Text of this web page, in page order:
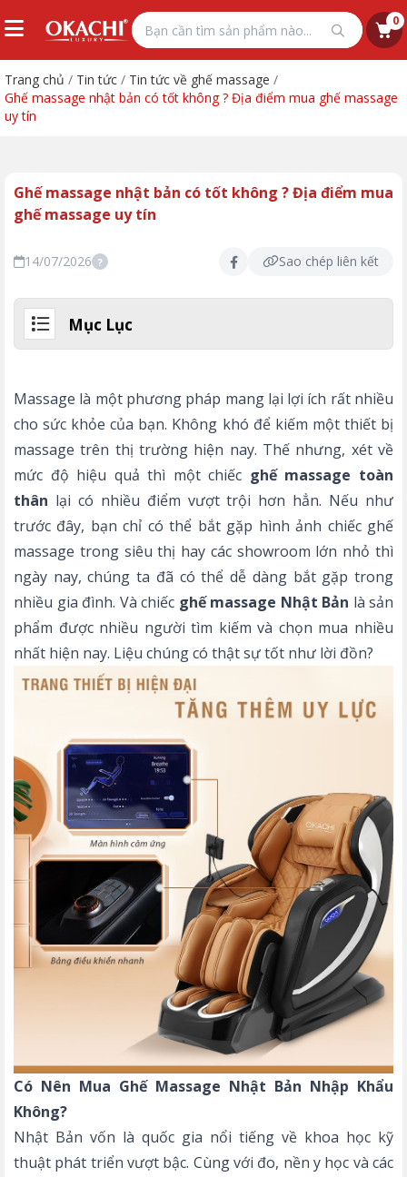
0
Trang chủ / Tin tức / Tin tức về ghế massage /
Ghế massage nhật bản có tốt không ? Địa điểm mua ghế massage
uy tín
Ghế massage nhật bản có tốt không ? Địa điểm mua
ghế massage uy tín
14/07/2026 ? Sao chép liên kết
Mục Lục
Massage là một phương pháp mang lại lợi ích rất nhiều
cho sức khỏe của bạn. Không khó để kiếm một thiết bị
massage trên thị trường hiện nay. Thế nhưng, xét về
mức độ hiệu quả thì một chiếc ghế massage toàn
thân lại có nhiều điểm vượt trội hơn hẳn. Nếu như
trước đây, bạn chỉ có thể bắt gặp hình ảnh chiếc ghế
massage trong siêu thị hay các showroom lớn nhỏ thì
ngày nay, chúng ta đã có thể dễ dàng bắt gặp trong
nhiều gia đình. Và chiếc ghế massage Nhật Bản là sản
phẩm được nhiều người tìm kiếm và chọn mua nhiều
nhất hiện nay. Liệu chúng có thật sự tốt như lời đồn?
Có Nên Mua Ghế Massage Nhật Bản Nhập Khẩu
Không?
Nhật Bản vốn là quốc gia nổi tiếng về khoa học kỹ
thuật phát triển vượt bậc. Cùng với đo, nền y học và các